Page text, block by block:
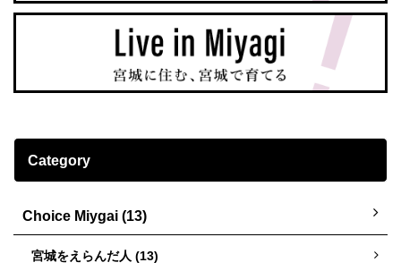
Category
Choice Miygai (13)
宮城をえらんだ人 (13)